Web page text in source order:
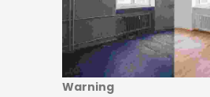
Warning
of type bool inon line
: Trying to access array
of type bool in
on line